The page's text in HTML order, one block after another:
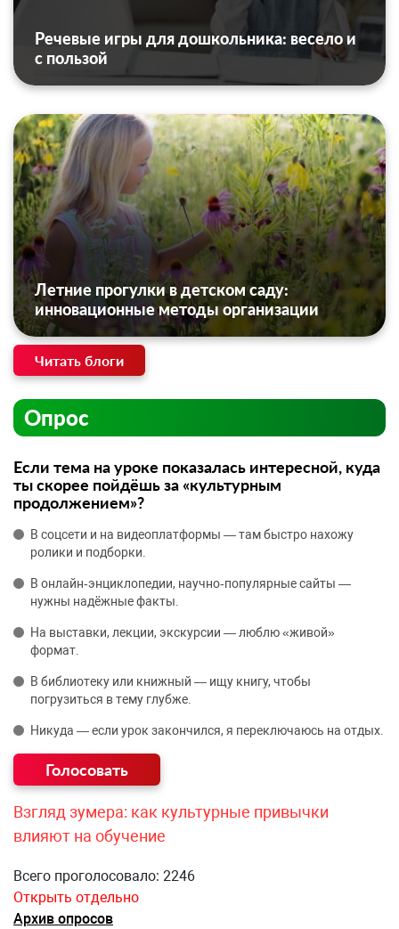
Речевые игры для дошкольника: весело и
с пользой
Летние прогулки в детском саду:
инновационные методы организации
Читать блоги
Опрос
Если тема на уроке показалась интересной, куда
ты скорее пойдёшь за «культурным
продолжением»?
В соцсети и на видеоплатформы — там быстро нахожу
ролики и подборки.
В онлайн‑энциклопедии, научно‑популярные сайты —
нужны надёжные факты.
На выставки, лекции, экскурсии — люблю «живой»
формат.
В библиотеку или книжный — ищу книгу, чтобы
погрузиться в тему глубже.
Никуда — если урок закончился, я переключаюсь на отдых.
Взгляд зумера: как культурные привычки
влияют на обучение
Всего проголосовало: 2246
Открыть отдельно
Архив опросов